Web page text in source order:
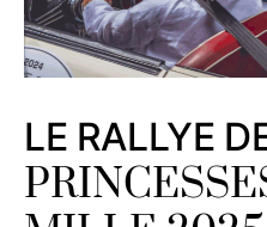
LE RALLYE